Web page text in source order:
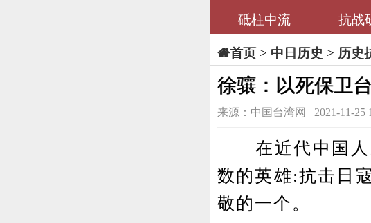
砥柱中流
抗战
首页> 中日历史 > 历史
徐骧：以死保卫
来源：中国台湾网 2021-11-25
在近代中国人
数的英雄:抗击日
敬的一个。